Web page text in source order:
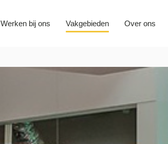
Werken bij ons Vakgebieden Over ons